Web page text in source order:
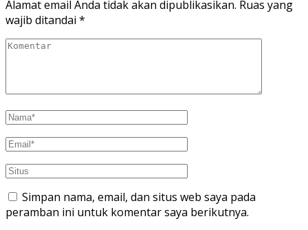
Alamat email Anda tidak akan dipublikasikan. Ruas yang
wajib ditandai *
Simpan nama, email, dan situs web saya pada
peramban ini untuk komentar saya berikutnya.